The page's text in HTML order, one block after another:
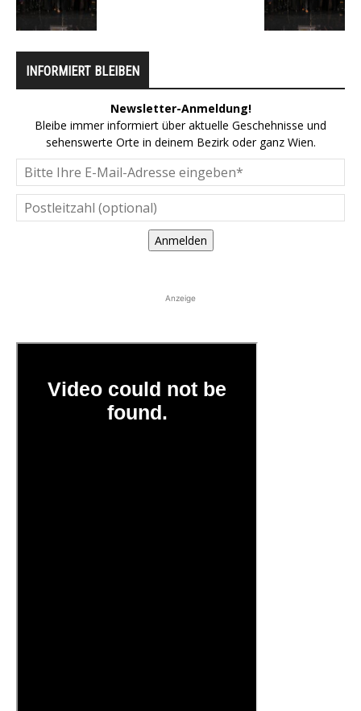
INFORMIERT BLEIBEN
Newsletter-Anmeldung!
Bleibe immer informiert über aktuelle Geschehnisse und
sehenswerte Orte in deinem Bezirk oder ganz Wien.
Anmelden
Anzeige